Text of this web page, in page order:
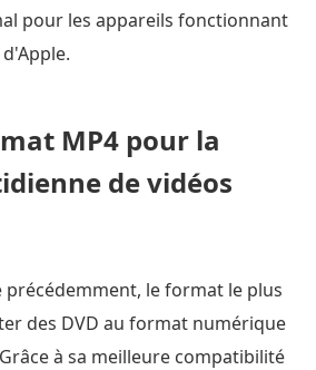
pour les appareils fonctionnant
MP4 pour la
de vidéos
précédemment, le format le plus
des DVD au format numérique
à sa meilleure compatibilité